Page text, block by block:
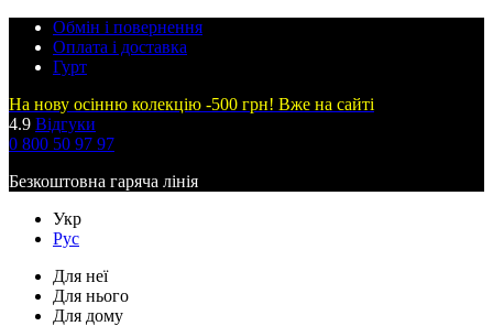
Обмін і повернення
Оплата і доставка
Гурт
На нову осінню колекцію -500 грн! Вже на сайті
4.9 Відгуки
0 800 50 97 97
Безкоштовна гаряча лінія
Укр
Рус
Для неї
Для нього
Для дому